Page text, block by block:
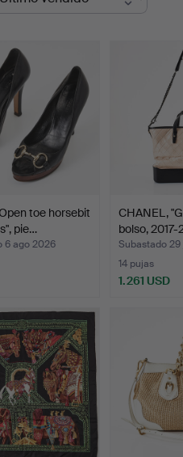
toe horsebit
pie…
6 ago 2026
CHANEL,
bolso, 2017-
Subastado
14 pujas
1.261 USD